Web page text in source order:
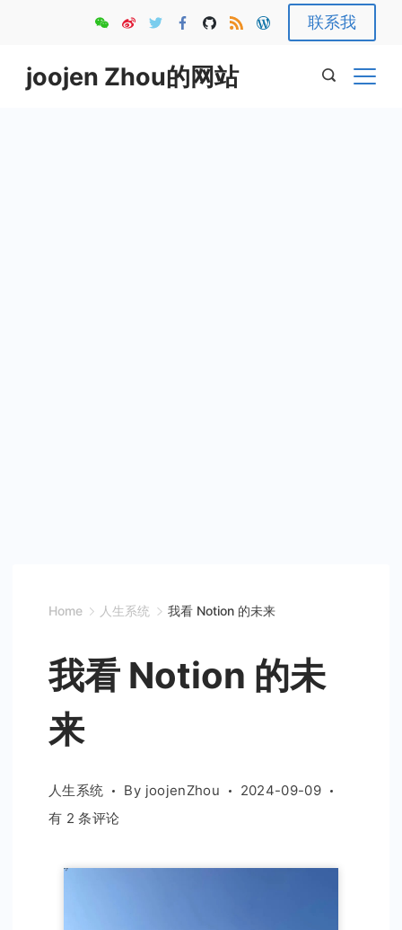
content
联系我
joojen Zhou的网站
Home 人生系统 我看 Notion 的未来
我看 Notion 的未
来
人生系统 By joojenZhou
2024-09-09
我
Notion
有 2 条评论